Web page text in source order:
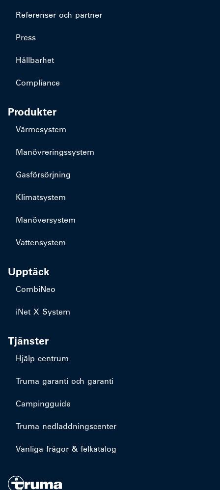
Referenser och partner
Press
Hållbarhet
Compliance
Produkter
Värmesystem
Manövreringssystem
Gasförsörjning
Klimatsystem
Manöversystem
Vattensystem
Upptäck
CombiNeo
iNet X System
Tjänster
Hjälp centrum
Truma garanti och garanti
Campingguide
Truma nedladdningscenter
Vanliga frågor & felkatalog